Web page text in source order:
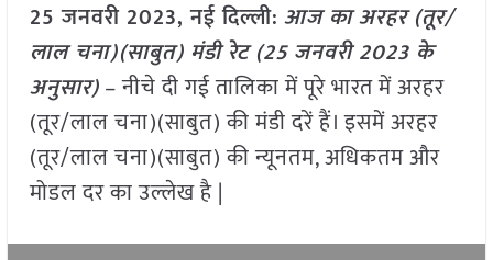
25 जनवरी 2023, नई दिल्ली: आज का अरहर (तूर/
लाल चना)(साबुत) मंडी रेट (25 जनवरी 2023के
अनुसार)– नीचे दी गई तालिका में पूरे भारत में अरहर
(तूर/लाल चना)(साबुत) की मंडी दरें हैं। इसमें अरहर
(तूर/लाल चना)(साबुत) की न्यूनतम, अधिकतम और
मोडल दर का उल्लेख है |